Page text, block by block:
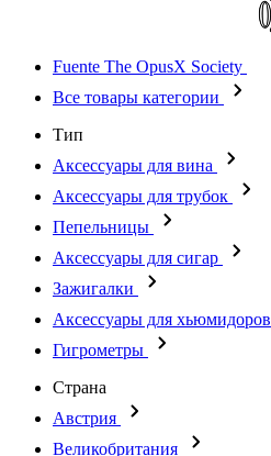
Fuente The OpusX Society
Все товары категории
Тип
Аксессуары для вина
Аксессуары для трубок
Пепельницы
Аксессуары для сигар
Зажигалки
Аксессуары для хьюмидоров
Гигрометры
Страна
Австрия
Великобритания